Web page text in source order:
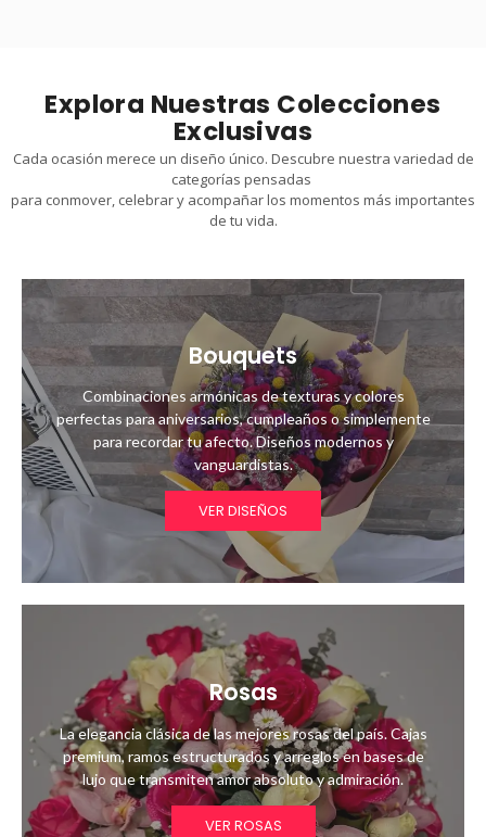
Explora Nuestras Colecciones
Exclusivas
Cada ocasión merece un diseño único. Descubre nuestra variedad de
categorías pensadas
para conmover, celebrar y acompañar los momentos más importantes
de tu vida.
Bouquets
Combinaciones armónicas de texturas y colores
perfectas para aniversarios, cumpleaños o simplemente
para recordar tu afecto. Diseños modernos y
vanguardistas.
VER DISEÑOS
Rosas
La elegancia clásica de las mejores rosas del país. Cajas
premium, ramos estructurados y arreglos en bases de
lujo que transmiten amor absoluto y admiración.
VER ROSAS